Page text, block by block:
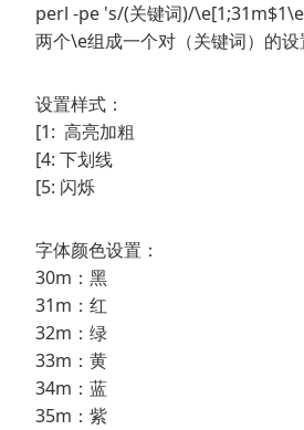
perl -pe 's/(关键词)/
两个\e组成一个对（关键词）的设
设置样式：
[1: 高亮加粗
[4: 下划线
[5: 闪烁
字体颜色设置：
30m：黑
31m：红
32m：绿
33m：黄
34m：蓝
35m：紫